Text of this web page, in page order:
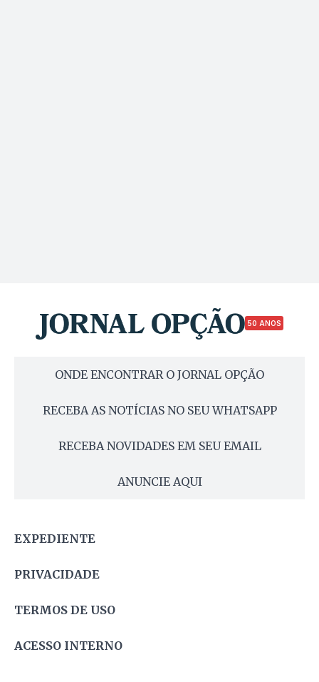
50 ANOS
ONDE ENCONTRAR O JORNAL OPÇÃO
RECEBA AS NOTÍCIAS NO SEU WHATSAPP
RECEBA NOVIDADES EM SEU EMAIL
ANUNCIE AQUI
EXPEDIENTE
PRIVACIDADE
TERMOS DE USO
ACESSO INTERNO